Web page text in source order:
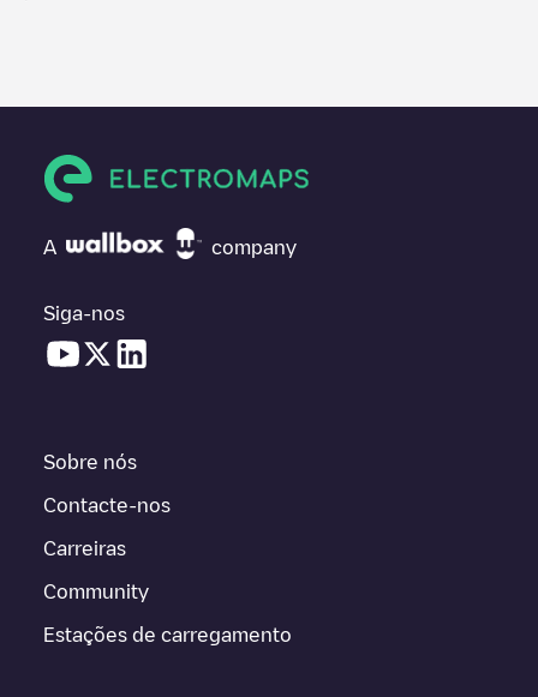
A company
Siga-nos
Sobre nós
Contacte-nos
Carreiras
Community
Estações de carregamento